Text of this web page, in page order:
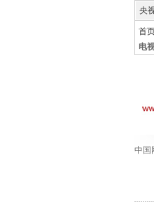
央
首
电
中国